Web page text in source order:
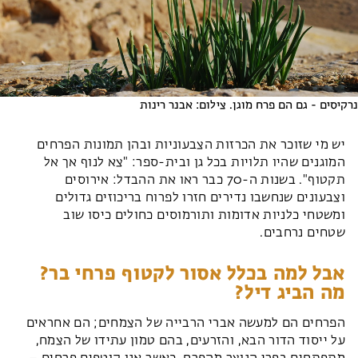
נרקיסים - גם הם פרח מוגן. צילום: אבנר רינות
יש מי שזוכר את הכרזות הצבעוניות ובהן תמונות הפרחים
המוגנים שהיו תלויות בכל גן ובית-ספר: "צא לנוף אך אל
תקטוף". בשנות ה-70 כבר ראו את ההבדל: אירוסים
וצבעונים שנחשבו נדירים חזרו לפרוח בריכוזים גדולים
ומשטחי כלניות אדומות ותורמוסים כחולים כיסו שוב
שטחים נרחבים.
אבל למה בכלל אסור לקטוף פרחי בר?
מה הביג דיל?
הפרחים הם למעשה אברי הרבייה של הצמחים; הם אחראים
על ייסוד הדור הבא, והזרעים, בהם טמון עתידו של הצמח,